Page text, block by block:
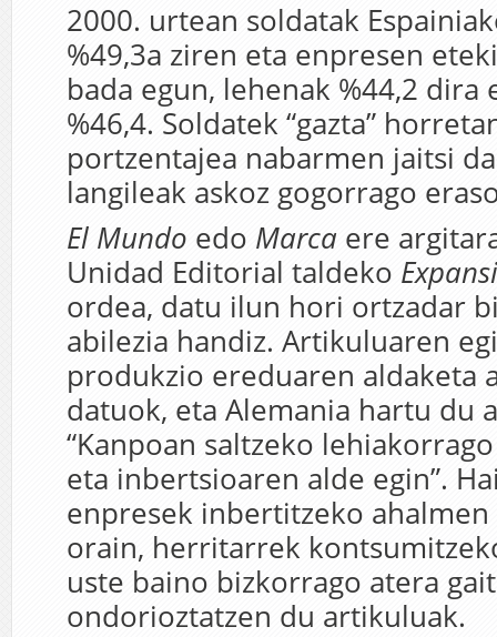
2000. urtean soldatak
%49,3a ziren eta enpresen
bada egun, lehenak %44,2 dira
%46,4. Soldatek “gazta”
portzentajea nabarmen jaitsi
langileak askoz gogorrago
El Mundo edo Marca ere
Unidad Editorial taldeko
ordea, datu ilun hori ortzadar
abilezia handiz. Artikuluaren
produkzio ereduaren aldaketa
datuok, eta Alemania hartu du
“Kanpoan saltzeko
eta inbertsioaren alde egin”.
enpresek inbertitzeko
orain, herritarrek
uste baino bizkorrago atera
ondorioztatzen du artikuluak.